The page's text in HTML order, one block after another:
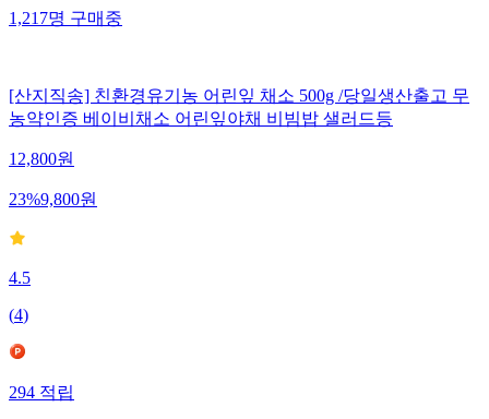
1,217명 구매중
[산지직송] 친환경유기농 어린잎 채소 500g /당일생산출고 무
농약인증 베이비채소 어린잎야채 비빔밥 샐러드등
12,800원
23%9,800원
4.5
(4)
294 적립